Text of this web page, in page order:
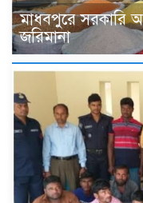
মাধবপুরে সরকারি
জরিমানা